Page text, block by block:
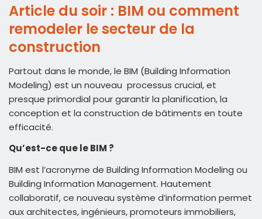
Article du soir : BIM ou comment
remodeler le secteur de la
construction
Partout dans le monde, le BIM (Building Information
Modeling) est un nouveau processus crucial, et
presque primordial pour garantir la planification, la
conception et la construction de bâtiments en toute
efficacité.
Qu’est-ce que le BIM ?
BIM est l’acronyme de Building Information Modeling ou
Building Information Management. Hautement
collaboratif, ce nouveau système d’information permet
aux architectes, ingénieurs, promoteurs immobiliers,